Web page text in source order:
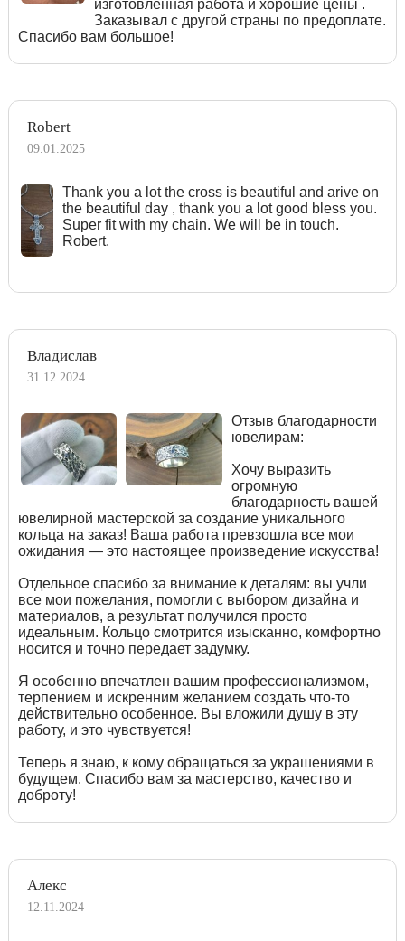
изготовленная работа и хорошие цены .
Заказывал с другой страны по предоплате.
Спасибо вам большое!
Robert
09.01.2025
Тhank you a lot the cross is beautiful and arive on
the beautiful day , thank you a lot good bless you.
Super fit with my chain. We will be in touch.
Robert.
Владислав
31.12.2024
Отзыв благодарности
ювелирам:
Хочу выразить
огромную
благодарность вашей
ювелирной мастерской за создание уникального
кольца на заказ! Ваша работа превзошла все мои
ожидания — это настоящее произведение искусства!
Отдельное спасибо за внимание к деталям: вы учли
все мои пожелания, помогли с выбором дизайна и
материалов, а результат получился просто
идеальным. Кольцо смотрится изысканно, комфортно
носится и точно передает задумку.
Я особенно впечатлен вашим профессионализмом,
терпением и искренним желанием создать что-то
действительно особенное. Вы вложили душу в эту
работу, и это чувствуется!
Теперь я знаю, к кому обращаться за украшениями в
будущем. Спасибо вам за мастерство, качество и
доброту!
Алекс
12.11.2024